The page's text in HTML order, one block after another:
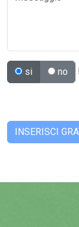
si no